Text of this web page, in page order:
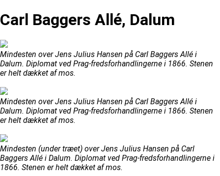
Carl Baggers Allé, Dalum
Mindesten over Jens Julius Hansen på Carl Baggers Allé i
Dalum. Diplomat ved Prag-fredsforhandlingerne i 1866. Stenen
er helt dækket af mos.
Mindesten over Jens Julius Hansen på Carl Baggers Allé i
Dalum. Diplomat ved Prag-fredsforhandlingerne i 1866. Stenen
er helt dækket af mos.
Mindesten (under træet) over Jens Julius Hansen på Carl
Baggers Allé i Dalum. Diplomat ved Prag-fredsforhandlingerne i
1866. Stenen er helt dækket af mos.